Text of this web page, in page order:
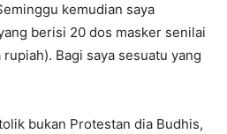
kemudian saya
berisi 20 dos masker senilai
Bagi saya sesuatu yang
bukan Protestan dia Budhis,